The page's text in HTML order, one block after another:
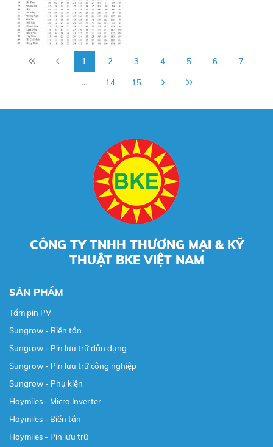
1 2 3 4 5 6 7
... 14 15
CÔNG TY TNHH THƯƠNG MẠI & KỸ
THUẬT BKE VIỆT NAM
SẢN PHẨM
Tấm pin PV
Sungrow - Biến tần
Sungrow - Pin lưu trữ dân dụng
Sungrow - Pin lưu trữ công nghiệp
Sungrow - Phụ kiện
Hoymiles - Micro Inverter
Hoymiles - Biến tần
Hoymiles - Pin lưu trữ